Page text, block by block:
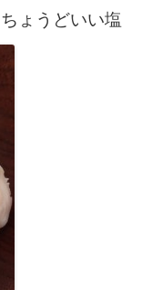
ょうどいい塩